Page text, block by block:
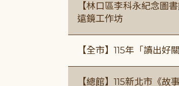
【林口區李科永紀念圖
遠鏡工作坊
【全市】115年「讀出好
【總館】115新北市《